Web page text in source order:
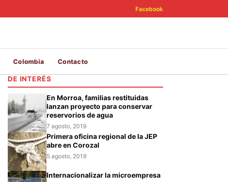
Facebook
Colombia Contacto
DE INTERÉS
En Morroa, familias restituidas
lanzan proyecto para conservar
reservorios de agua
7 agosto, 2019
Primera oficina regional de la JEP
abre en Corozal
5 agosto, 2019
Internacionalizar la microempresa